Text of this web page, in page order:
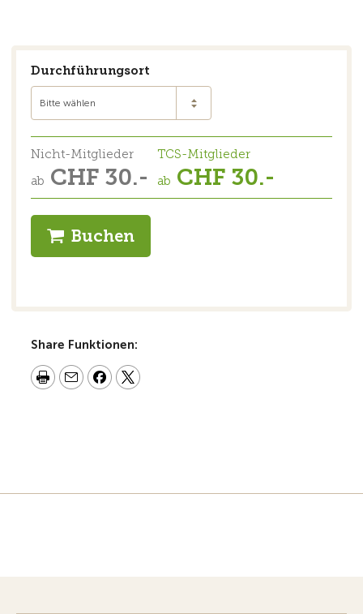
Durchführungsort
Bitte wählen
Nicht-Mitglieder
ab CHF 30.-
TCS-Mitglieder
ab CHF 30.-
Buchen
Share Funktionen: